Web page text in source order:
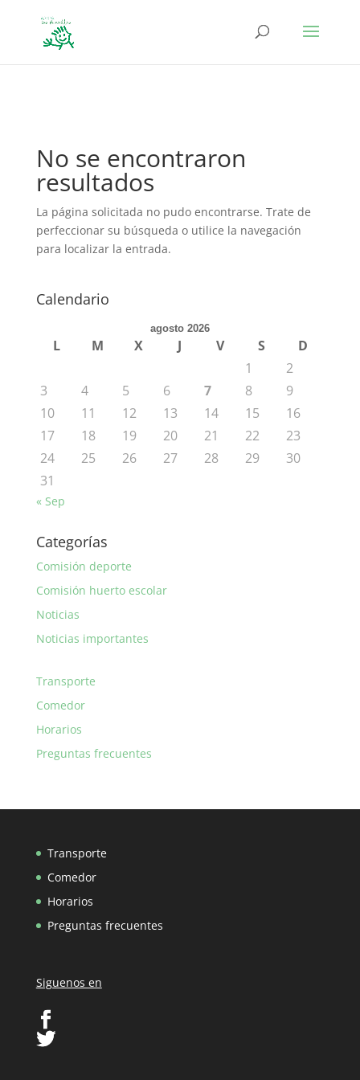
No se encontraron
resultados
La página solicitada no pudo encontrarse. Trate de
perfeccionar su búsqueda o utilice la navegación
para localizar la entrada.
Calendario
agosto 2026
L M X J V S
D
1
2
3
4 5 6 7 8
9
10
11 12 13 14 15
16
17
18 19 20 21 22
23
24
25 26 27 28 29
30
31
« Sep
Categorías
Comisión deporte
Comisión huerto escolar
Noticias
Noticias importantes
Transporte
Comedor
Horarios
Preguntas frecuentes
Transporte
Comedor
Horarios
Preguntas frecuentes
Siguenos en